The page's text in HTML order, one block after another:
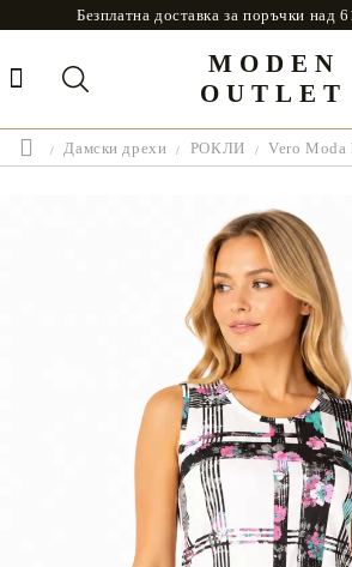
Безплатна доставка за поръчки над
MODEN
OUTLET
Дамски дрехи РОКЛИ Vero Moda